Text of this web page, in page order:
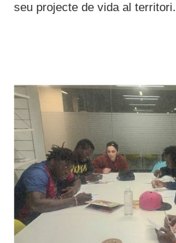
seu projecte de vida al territori.